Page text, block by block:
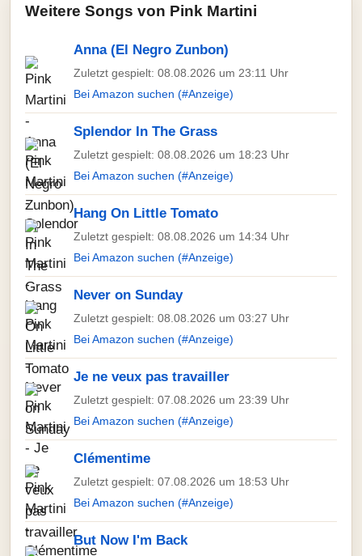
Weitere Songs von Pink Martini
Anna (El Negro Zunbon)
Zuletzt gespielt: 08.08.2026 um 23:11 Uhr
Bei Amazon suchen (#Anzeige)
Splendor In The Grass
Zuletzt gespielt: 08.08.2026 um 18:23 Uhr
Bei Amazon suchen (#Anzeige)
Hang On Little Tomato
Zuletzt gespielt: 08.08.2026 um 14:34 Uhr
Bei Amazon suchen (#Anzeige)
Never on Sunday
Zuletzt gespielt: 08.08.2026 um 03:27 Uhr
Bei Amazon suchen (#Anzeige)
Je ne veux pas travailler
Zuletzt gespielt: 07.08.2026 um 23:39 Uhr
Bei Amazon suchen (#Anzeige)
Clémentime
Zuletzt gespielt: 07.08.2026 um 18:53 Uhr
Bei Amazon suchen (#Anzeige)
But Now I'm Back